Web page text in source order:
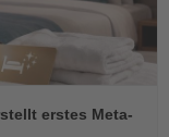
erstes Meta-